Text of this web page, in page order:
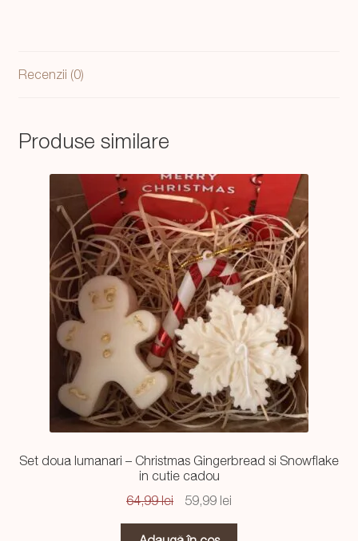
Recenzii (0)
Produse similare
Set doua lumanari – Christmas Gingerbread si Snowflake
in cutie cadou
64,99lei
Prețul
59,99 leiPrețul